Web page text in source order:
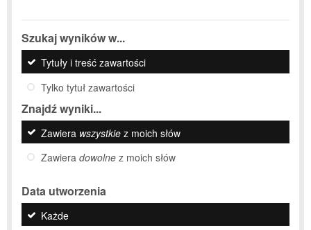
Szukaj wyników w...
Tytuły i treść zawartości
Tylko tytuł zawartości
Znajdź wyniki...
Zawiera wszystkie z moich słów
Zawiera dowolne z moich słów
Data utworzenia
Każde